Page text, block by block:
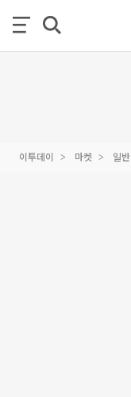
이투데이 마켓 일반